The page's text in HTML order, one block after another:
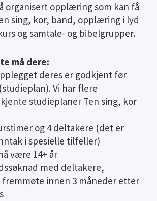
organisert opplæring som kan få
sing, kor, band, opplæring i lyd
og samtale- og bibelgrupper.
må dere:
deres er godkjent før
Vi har flere
studieplaner Ten sing, kor
og 4 deltakere (det er
i spesielle tilfeller)
være 14+ år
med deltakere,
fremmøte innen 3 måneder etter